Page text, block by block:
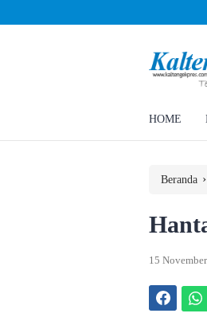
Ahmad Rizky Minta Perusahaan Penuhi Hak
HOME
Beranda ›
15